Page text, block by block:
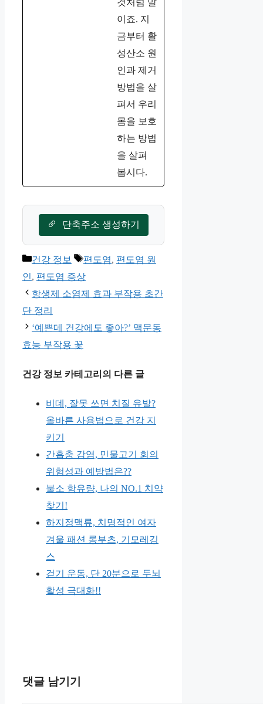
것처럼 말
이죠. 지
금부터 활
성산소 원
인과 제거
방법을 살
펴서 우리
몸을 보호
하는 방법
을 살펴
봅시다.
단축주소 생성하기
카
테
고
리
건강 정보
태
그
편도염, 편도염 원
인, 편도염 증상
항생제 소염제 효과 부작용 초간
단 정리
‘예쁜데 건강에도 좋아?’ 맥문동
효능 부작용 꽃
건강 정보 카테고리의 다른 글
비데, 잘못 쓰면 치질 유발?
올바른 사용법으로 건강 지
키기
간흡충 감염, 민물고기 회의
위험성과 예방법은??
불소 함유량, 나의 NO.1 치약
찾기!
하지정맥류, 치명적인 여자
겨울 패션 롱부츠, 기모레깅
스
걷기 운동, 단 20분으로 두뇌
활성 극대화!!
댓글 남기기